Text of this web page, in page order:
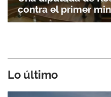
contra el primer
Lo último